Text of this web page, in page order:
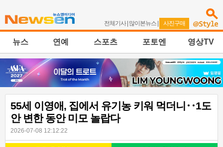
전체기사| 많이본뉴스 | 사진구매
뉴스 연예 스포츠 포토엔 영상TV
55세 이영애, 집에서 유기농 키워 먹더니‥1도
안 변한 동안 미모 놀랍다
2026-07-08 12:12:22